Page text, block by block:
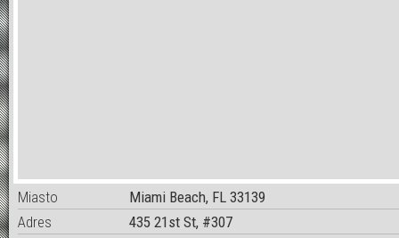
Miasto
Miami Beach, FL 33139
Adres
435 21st St, #307